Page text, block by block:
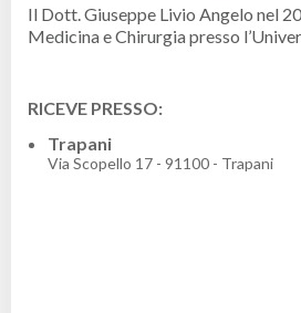
Il Dott. Giuseppe Livio Angelo nel
Medicina e Chirurgia presso
RICEVE PRESSO:
Trapani
Via Scopello 17 - 91100 - Trapani